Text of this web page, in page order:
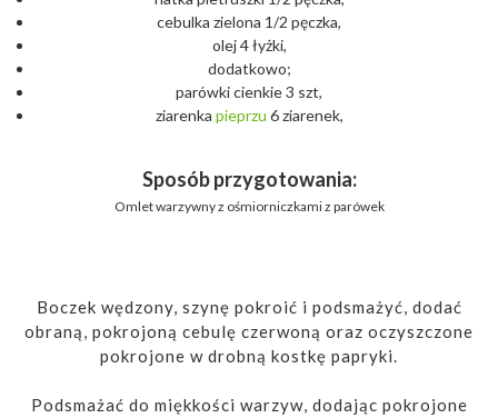
cebulka zielona 1/2 pęczka,
olej 4 łyżki,
dodatkowo;
parówki cienkie 3 szt,
ziarenka pieprzu 6 ziarenek,
Sposób przygotowania:
Omlet warzywny z ośmiorniczkami z parówek
Boczek wędzony, szynę pokroić i podsmażyć, dodać
obraną, pokrojoną cebulę czerwoną oraz oczyszczone
pokrojone w drobną kostkę papryki.
Podsmażać do miękkości warzyw, dodając pokrojone